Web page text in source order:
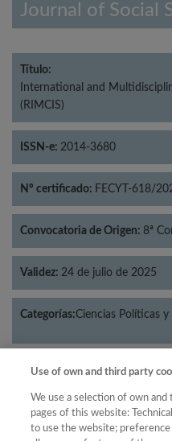
Journal of Social
Título:
International and
(RIMCIS)
ISSN-e: 2014-3680
Nº certificado: FECYT-618/
Convocatoria de Origen: 8ª
Validez: 24 de julio de 2025
Categorías:Ciencias Políticas y
Año
Filtrar
Use of own and third party
We use a selection of own
pages of this website:
to use the website;